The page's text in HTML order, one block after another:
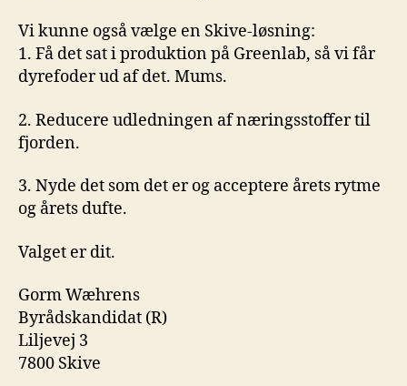
Vi kunne også vælge en Skive-løsning:
1. Få det sat i produktion på Greenlab, så vi får
dyrefoder ud af det. Mums.
2. Reducere udledningen af næringsstoffer til
fjorden.
3. Nyde det som det er og acceptere årets rytme
og årets dufte.
Valget er dit.
Gorm Wæhrens
Byrådskandidat (R)
Liljevej 3
7800 Skive